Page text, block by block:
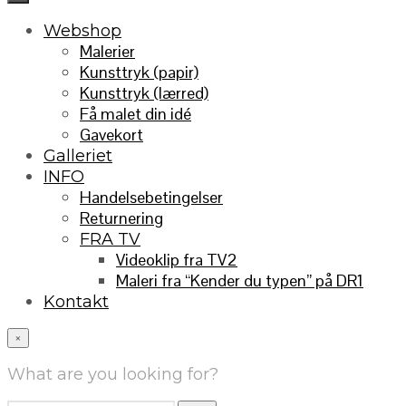
Webshop
Malerier
Kunsttryk (papir)
Kunsttryk (lærred)
Få malet din idé
Gavekort
Galleriet
INFO
Handelsebetingelser
Returnering
FRA TV
Videoklip fra TV2
Maleri fra “Kender du typen” på DR1
Kontakt
×
What are you looking for?